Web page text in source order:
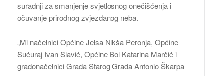
suradnji za smanjenje svjetlosnog onečišćenja i
očuvanje prirodnog zvjezdanog neba.
„Mi načelnici Općine Jelsa Nikša Peronja, Općine
Sućuraj Ivan Slavić, Općine Bol Katarina Marčić i
gradonačelnici Grada Starog Grada Antonio Škarpa